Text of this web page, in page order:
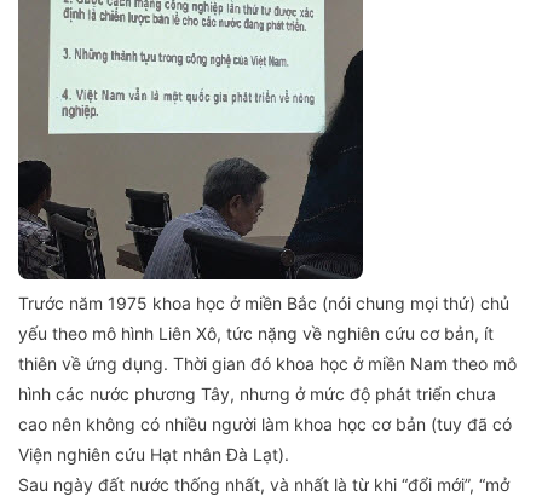
Trước năm 1975 khoa học ở miền Bắc (nói chung mọi thứ) chủ
yếu theo mô hình Liên Xô, tức nặng về nghiên cứu cơ bản, ít
thiên về ứng dụng. Thời gian đó khoa học ở miền Nam theo mô
hình các nước phương Tây, nhưng ở mức độ phát triển chưa
cao nên không có nhiều người làm khoa học cơ bản (tuy đã có
Viện nghiên cứu Hạt nhân Đà Lạt).
Sau ngày đất nước thống nhất, và nhất là từ khi “đổi mới”, “mở